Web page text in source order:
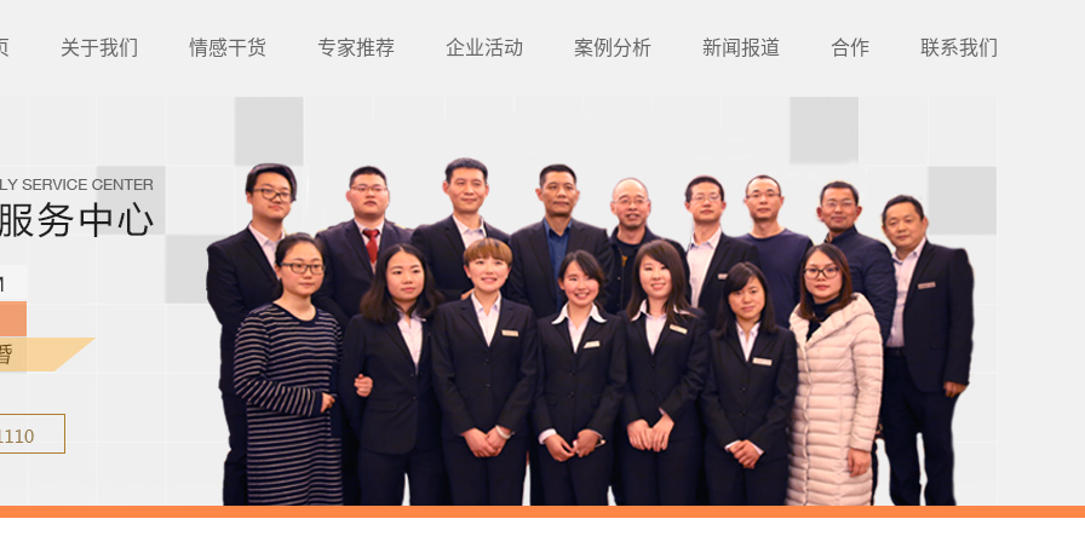
关于我们 情感干货 专家推荐 企业活动 案例分析 新闻报道 合作 联系我们